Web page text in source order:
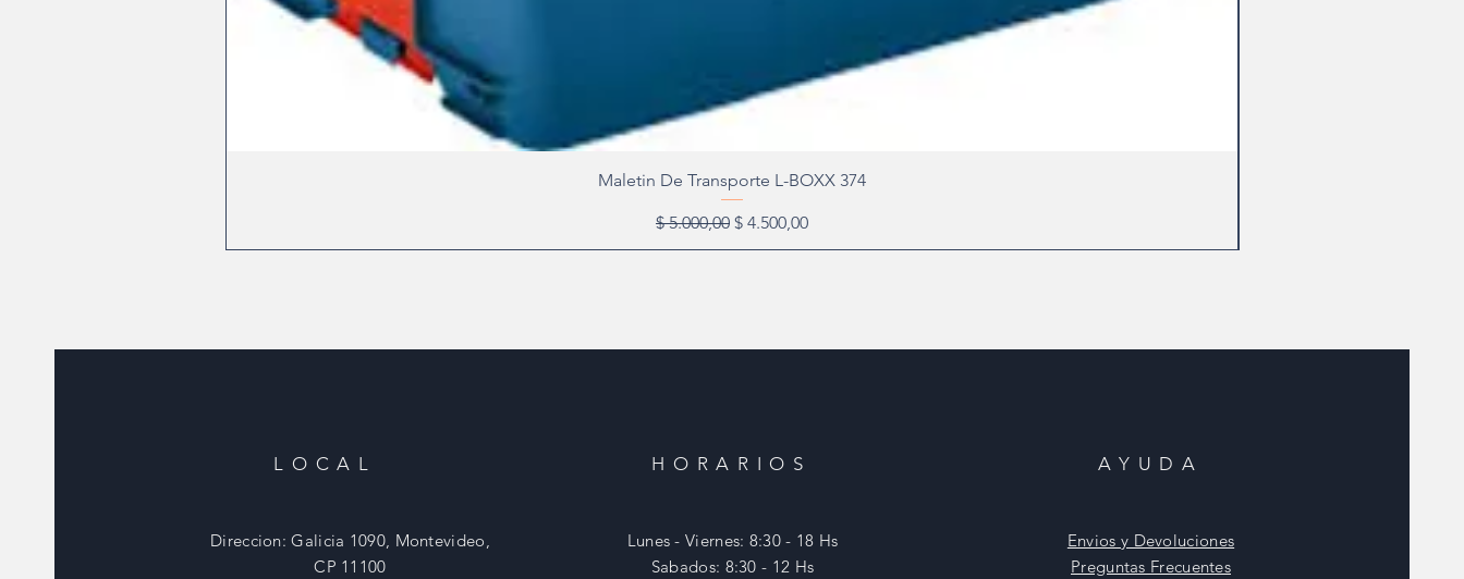
Maletin De Transporte L-BOXX 374
Precio
$ 5.000,00 Precio de oferta
$ 4.500,00
LOCAL
Direccion: Galicia 1090, Montevideo,
CP 11100
HORARIOS
Lunes - Viernes: 8:30 - 18 Hs
​​Sabados: 8:30 - 12 Hs
AYUDA
Envios y Devoluciones
Preguntas Frecuentes